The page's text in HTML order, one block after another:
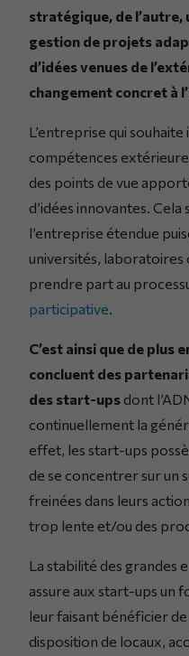
stratégique, de
gestion de projets
d’idées venues de
changement concret à
L’entreprise qui souhaite
compétences
des points de vue
d’idées innovantes. Cela
l’entreprise étendue
universités,
prendre part au
participative.
C’est ainsi que de plus
concluent des
des start-ups dont
continuellement la
effet, les start-ups
de se concentrer sur un
freinées dans leurs
trop lente et/ou des
La stabilité des grandes
assure aux start-ups un
leur faisant bénéficier de
disposition de locaux,